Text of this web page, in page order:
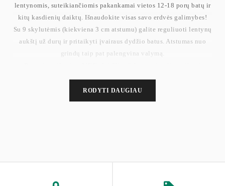
lentynomis, suteikiančiomis pakankamai vietos 12-18 porų batų ir
kitų kasdienių daiktų. Išnaudokite visas savo erdvės galimybes!
Su 9 skylutėmis (kiekviena 3 cm atstumu) galite reguliuoti lentynų
aukštį už durų ir pritaikyti įvairaus dydžio batus. Atstumas nuo
grindų taip pat palengvina valymą.
ilgaamžiškumą. Papildomo stabilumo suteikia ir įtrauktas apsaugos
nuo apsivertimo įtaisas.
RODYTI DAUGIAU